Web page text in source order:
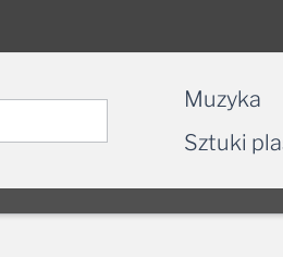
Muzyka
Sztuki